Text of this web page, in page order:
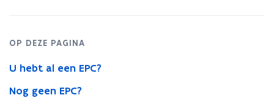
van
woning
OP DEZE PAGINA
U hebt al een EPC?
Nog geen EPC?